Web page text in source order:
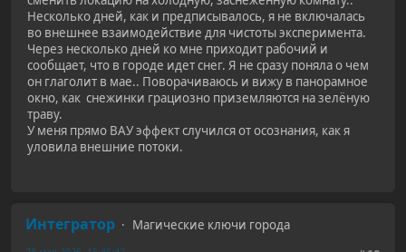
Несколько дней, как и предписывалось, я не включалась
во внешнее взаимодействие для чистоты эксперимента.
Через несколько дней ко мне приходит рабочий и
сообщает, что в городе идет снег. Я не сразу поняла о чем
он глаголит в мае.. Поворачиваюсь и вижу в панорамное
окно, как снежинки грациозно приземляются на зелёную
траву.
У меня прямо ВАУ эффект случился от осознания, как я
уловила внешние потоки.
Интегратор
Магические ключи города